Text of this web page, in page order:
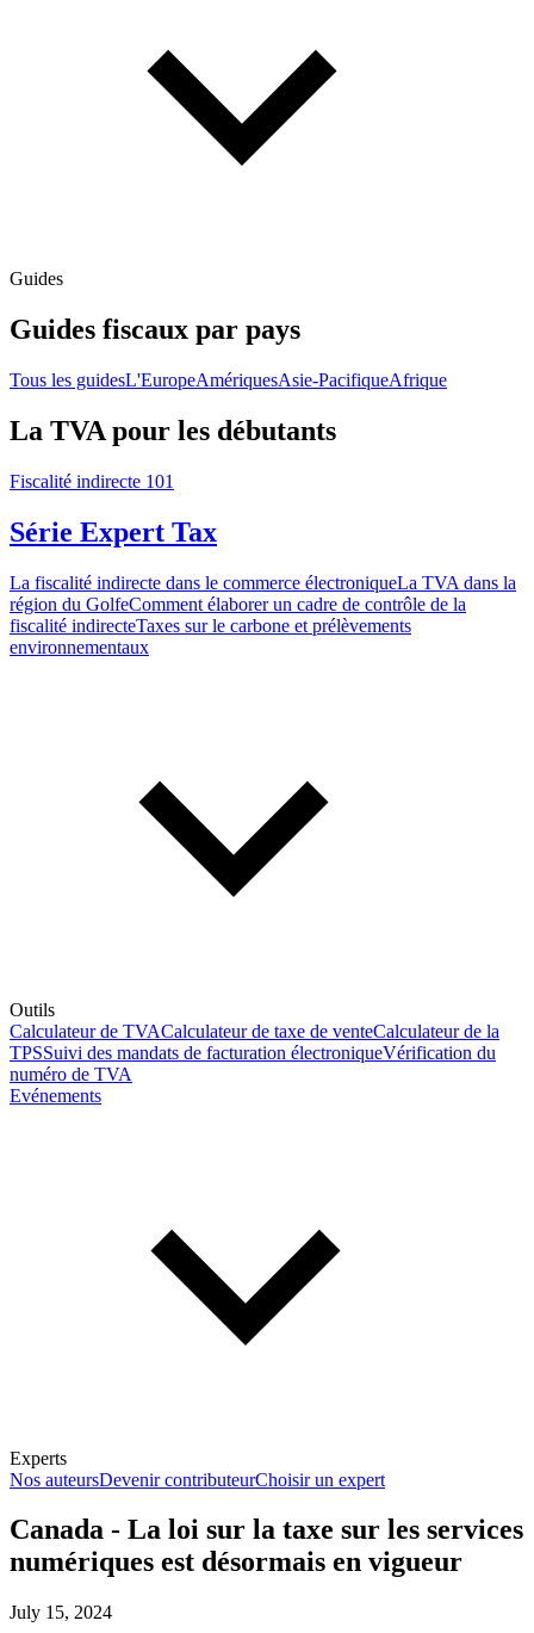
Guides
Guides fiscaux par pays
Tous les guidesL'EuropeAmériquesAsie-PacifiqueAfrique
La TVA pour les débutants
Fiscalité indirecte 101
Série Expert Tax
La fiscalité indirecte dans le commerce électroniqueLa TVA dans la
région du GolfeComment élaborer un cadre de contrôle de la
fiscalité indirecteTaxes sur le carbone et prélèvements
environnementaux
Outils
Calculateur de TVACalculateur de taxe de venteCalculateur de la
TPSSuivi des mandats de facturation électroniqueVérification du
numéro de TVA
Evénements
Experts
Nos auteursDevenir contributeurChoisir un expert
En savoir plus sur la fiscalité
Canada - La loi sur la taxe sur les services
numériques est désormais en vigueur
July 15, 2024